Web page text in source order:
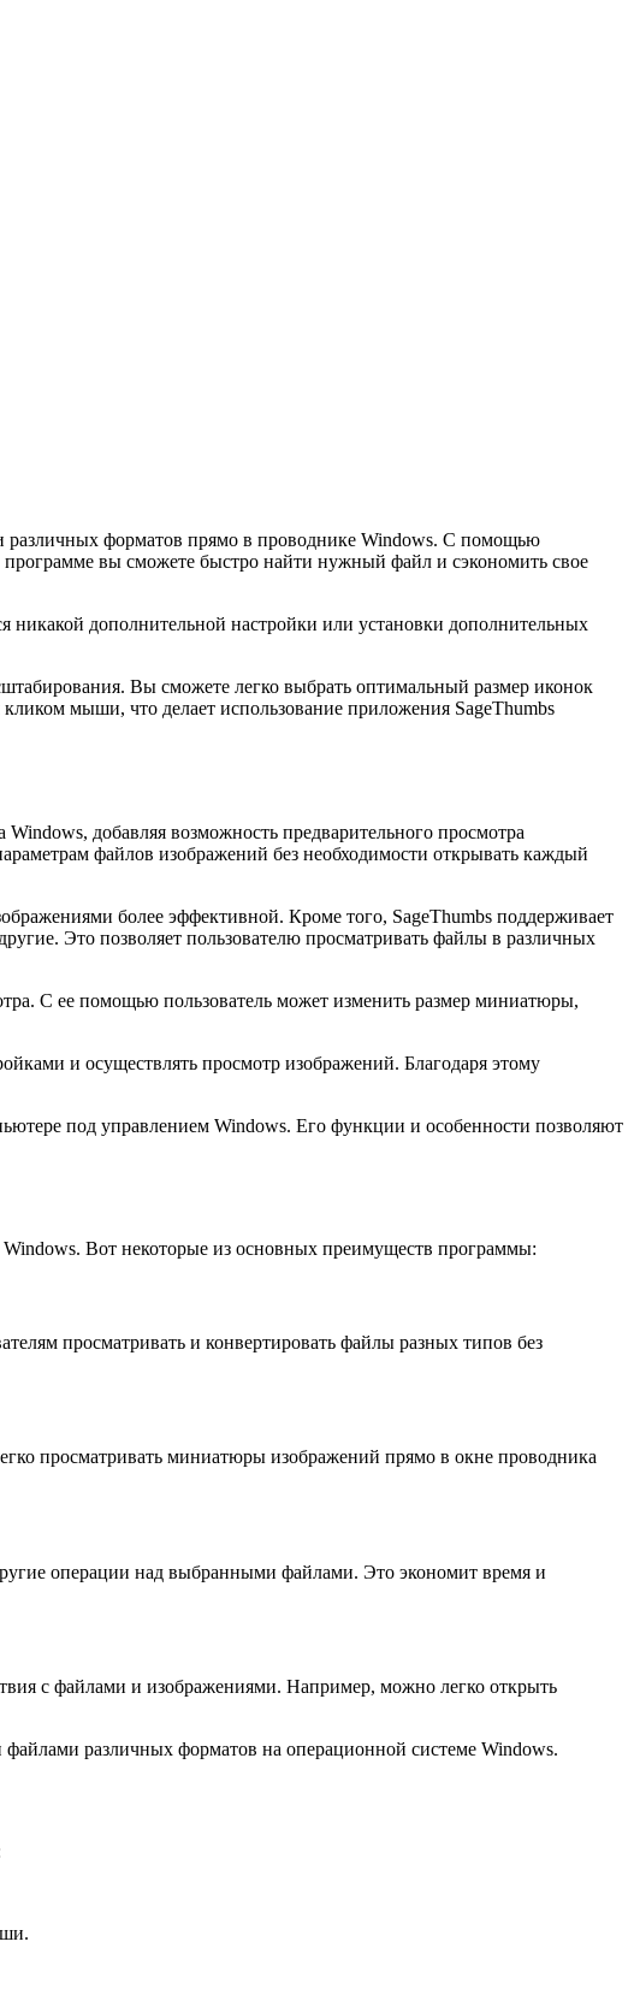
различных форматов прямо в проводнике Windows. С помощью
вы сможете быстро найти нужный файл и сэкономить свое
никакой дополнительной настройки или установки дополнительных
Вы сможете легко выбрать оптимальный размер иконок
мыши, что делает использование приложения SageThumbs
добавляя возможность предварительного просмотра
файлов изображений без необходимости открывать каждый
более эффективной. Кроме того, SageThumbs поддерживает
Это позволяет пользователю просматривать файлы в различных
С ее помощью пользователь может изменить размер миниатюры,
и осуществлять просмотр изображений. Благодаря этому
под управлением Windows. Его функции и особенности позволяют
Вот некоторые из основных преимуществ программы:
просматривать и конвертировать файлы разных типов без
просматривать миниатюры изображений прямо в окне проводника
операции над выбранными файлами. Это экономит время и
с файлами и изображениями. Например, можно легко открыть
различных форматов на операционной системе Windows.